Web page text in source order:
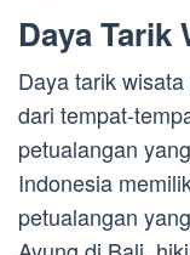
Daya Tarik
Daya tarik
dari tempat-
petualangan
Indonesia
petualangan